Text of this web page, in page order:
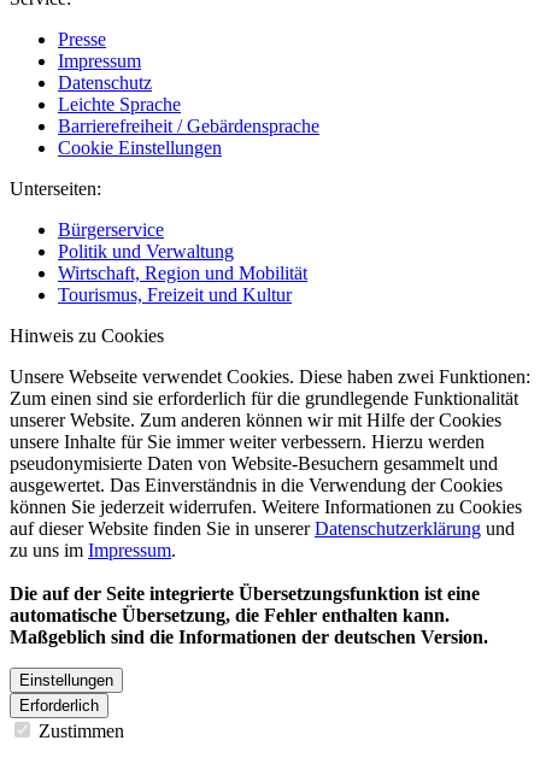
Presse
Impressum
Datenschutz
Leichte Sprache
Barrierefreiheit / Gebärdensprache
Cookie Einstellungen
Unterseiten:
Bürgerservice
Politik und Verwaltung
Wirtschaft, Region und Mobilität
Tourismus, Freizeit und Kultur
Hinweis zu Cookies
Unsere Webseite verwendet Cookies. Diese haben zwei Funktionen:
Zum einen sind sie erforderlich für die grundlegende Funktionalität
unserer Website. Zum anderen können wir mit Hilfe der Cookies
unsere Inhalte für Sie immer weiter verbessern. Hierzu werden
pseudonymisierte Daten von Website-Besuchern gesammelt und
ausgewertet. Das Einverständnis in die Verwendung der Cookies
können Sie jederzeit widerrufen. Weitere Informationen zu Cookies
auf dieser Website finden Sie in unsererDatenschutzerklärung und
zu uns im Impressum.
Die auf der Seite integrierte Übersetzungsfunktion ist eine
automatische Übersetzung, die Fehler enthalten kann.
Maßgeblich sind die Informationen der deutschen Version.
Einstellungen
Erforderlich
Zustimmen